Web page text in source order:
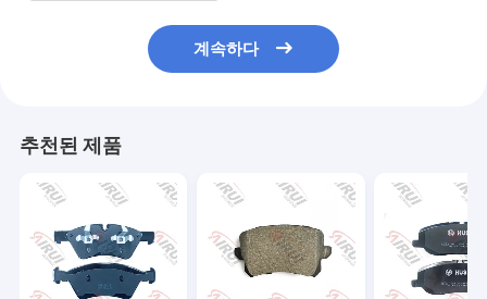
계속하다
추천된 제품